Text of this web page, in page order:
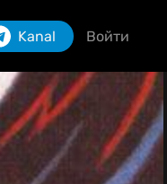
Kanal Войти